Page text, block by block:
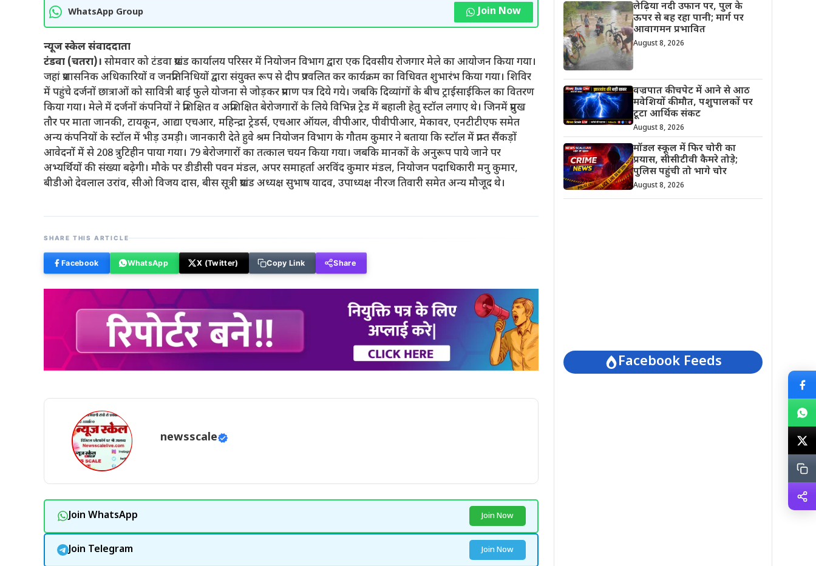
WhatsApp Group Join Now
न्यूज स्केल संवाददाता
टंडवा (चतरा)। सोमवार को टंडवा प्रखंड कार्यालय परिसर में नियोजन विभाग द्वारा एक दिवसीय रोजगार मेले का आयोजन किया गया।
जहां प्रशासनिक अधिकारियों व जनप्रतिनिधियों द्वारा संयुक्त रूप से दीप प्रज्वलित कर कार्यक्रम का विधिवत शुभारंभ किया गया। शिविर
में पहुंचे दर्जनों छात्राओं को सावित्री बाई फुले योजना से जोड़कर प्रमाण पत्र दिये गये। जबकि दिव्यांगों के बीच ट्राईसाईकिल का वितरण
किया गया। मेले में दर्जनों कंपनियों ने प्रशिक्षित व अप्रशिक्षित बेरोजगारों के लिये विभिन्न ट्रेड में बहाली हेतु स्टॉल लगाए थे। जिनमें प्रमुख
तौर पर माता जानकी, टायकून, आद्या एचआर, महिन्द्रा ट्रेडर्स, एचआर ऑयल, वीपीआर, पीवीपीआर, मेकावर, एनटीटीएफ समेत
अन्य कंपनियों के स्टॉल में भीड़ उमड़ी। जानकारी देते हुवे श्रम नियोजन विभाग के गौतम कुमार ने बताया कि स्टॉल में प्राप्त सैंकड़ों
आवेदनों में से 208 त्रुटिहीन पाया गया। 79 बेरोजगारों का तत्काल चयन किया गया। जबकि मानकों के अनुरूप पाये जाने पर
अभ्यर्थियों की संख्या बढ़ेगी। मौके पर डीडीसी पवन मंडल, अपर समाहर्ता अरविंद कुमार मंडल, नियोजन पदाधिकारी मनु कुमार,
बीडीओ देवलाल उरांव, सीओ विजय दास, बीस सूत्री प्रखंड अध्यक्ष सुभाष यादव, उपाध्यक्ष नीरज तिवारी समेत अन्य मौजूद थे।
SHARE THIS ARTICLE
Facebook WhatsApp X (Twitter) Copy Link Share
newsscale
Join WhatsApp Join Now
Join Telegram Join Now
लेढ़िया नदी उफान पर, पुल के
ऊपर से बह रहा पानी; मार्ग पर
आवागमन प्रभावित
August 8, 2026
वज्रपात की चपेट में आने से आठ
मवेशियों की मौत, पशुपालकों पर
टूटा आर्थिक संकट
August 8, 2026
मॉडल स्कूल में फिर चोरी का
प्रयास, सीसीटीवी कैमरे तोड़े;
पुलिस पहुंची तो भागे चोर
August 8, 2026
Facebook Feeds